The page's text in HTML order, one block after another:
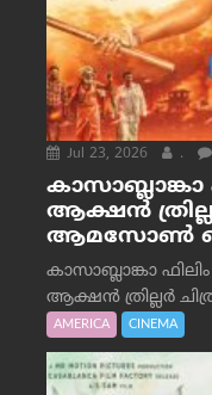
Jul 23, 2026 .
ആക്ഷൻ
ആമസോൺ
കാസാബ്ലാങ്കാ
ആക്ഷൻ ത്രില്ലർ
AMERICA CINEMA